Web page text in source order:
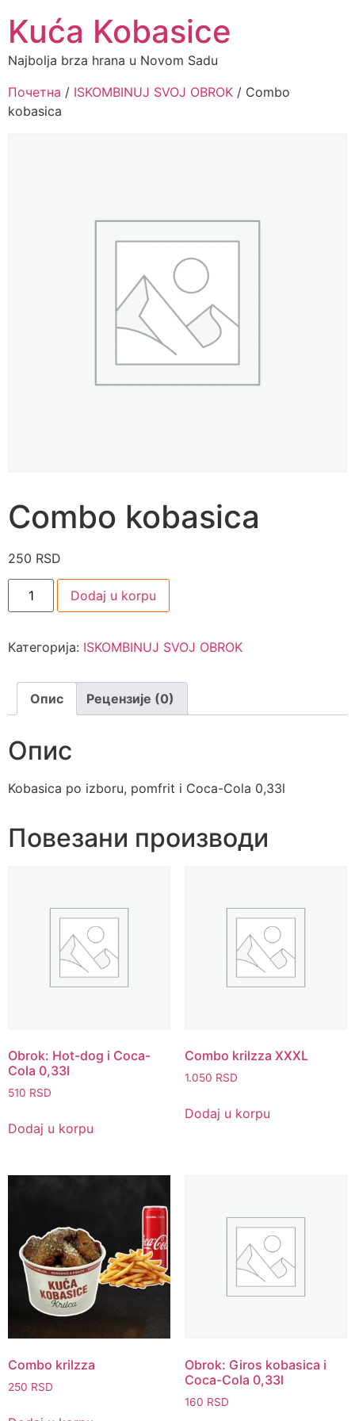
Kuća Kobasice
Najbolja brza hrana u Novom Sadu
Почетна / ISKOMBINUJ SVOJ OBROK / Combo
kobasica
Combo kobasica
250 RSD
Dodaj u korpu
Категорија: ISKOMBINUJ SVOJ OBROK
Опис Рецензије (0)
Опис
Kobasica po izboru, pomfrit i Coca-Cola 0,33l
Повезани производи
Obrok: Hot-dog i Coca-
Cola 0,33l
510 RSD
Dodaj u korpu
Combo krilzza XXXL
1.050 RSD
Dodaj u korpu
Combo krilzza
250 RSD
Obrok: Giros kobasica i
Coca-Cola 0,33l
160 RSD